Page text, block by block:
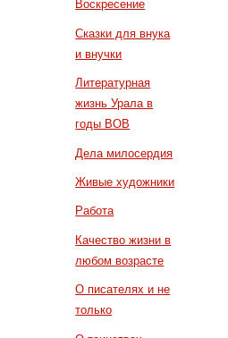
Воскресение
Сказки для внука
и внучки
Литературная
жизнь Урала в
годы ВОВ
Дела милосердия
Живые художники
Работа
Качество жизни в
любом возрасте
О писателях и не
только